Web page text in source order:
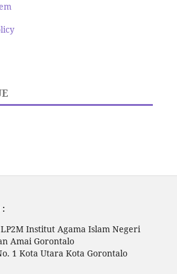
:
Institut Agama Islam Negeri
Amai Gorontalo
1 Kota Utara Kota Gorontalo